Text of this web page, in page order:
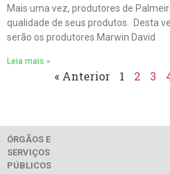
Mais uma vez, produtores de
qualidade de seus produtos. Desta
serão os produtores Marwin David
Leia mais »
« Anterior 1 2 3
ÓRGÃOS E
SERVIÇOS
PÚBLICOS